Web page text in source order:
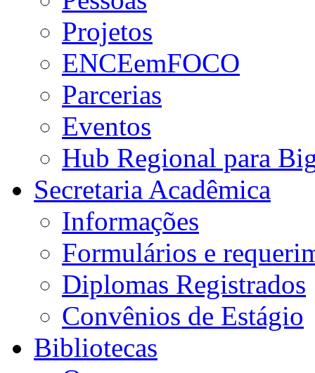
Projetos
ENCEemFOCO
Parcerias
Eventos
Hub Regional para
Secretaria Acadêmica
Informações
Formulários e
Diplomas Registrados
Convênios de Estágio
Bibliotecas